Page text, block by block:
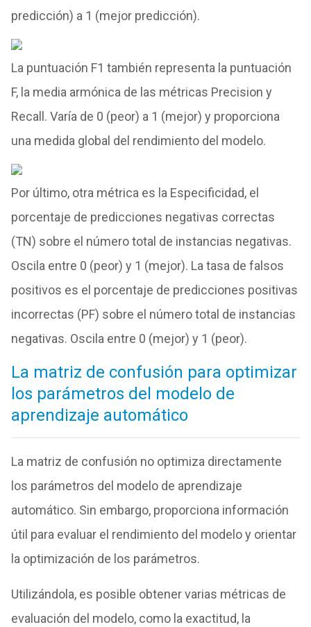
predicción) a 1 (mejor predicción).
La puntuación F1 también representa la puntuación
F, la media armónica de las métricas Precision y
Recall. Varía de 0 (peor) a 1 (mejor) y proporciona
una medida global del rendimiento del modelo.
Por último, otra métrica es la Especificidad, el
porcentaje de predicciones negativas correctas
(TN) sobre el número total de instancias negativas.
Oscila entre 0 (peor) y 1 (mejor). La tasa de falsos
positivos es el porcentaje de predicciones positivas
incorrectas (PF) sobre el número total de instancias
negativas. Oscila entre 0 (mejor) y 1 (peor).
La matriz de confusión para optimizar
los parámetros del modelo de
aprendizaje automático
La matriz de confusión no optimiza directamente
los parámetros del modelo de aprendizaje
automático. Sin embargo, proporciona información
útil para evaluar el rendimiento del modelo y orientar
la optimización de los parámetros.
Utilizándola, es posible obtener varias métricas de
evaluación del modelo, como la exactitud, la